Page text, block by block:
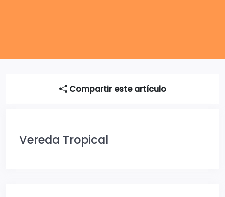
Compartir este artículo
Vereda Tropical